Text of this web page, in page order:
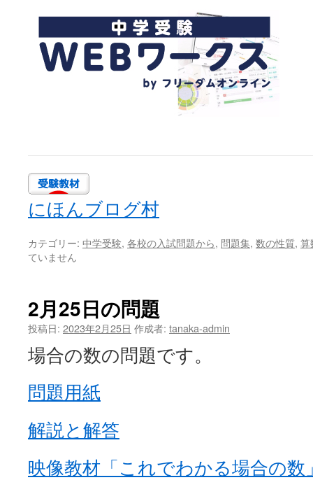
にほんブログ村
カテゴリー: 中学受験, 各校の入試問題から, 問題集, 数の性質, 算
ていません
2月25日の問題
投稿日: 2023年2月25日 作成者: tanaka-admin
場合の数の問題です。
問題用紙
解説と解答
映像教材「これでわかる場合の数